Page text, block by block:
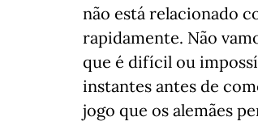
não está relacionado
rapidamente. Não
que é difícil ou
instantes antes de
jogo que os alemães